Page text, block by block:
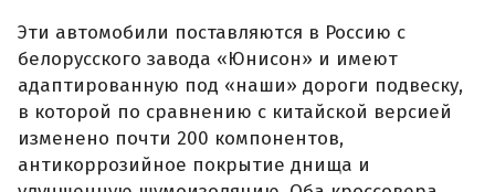
Эти автомобили поставляются в Россию с
белорусского завода «Юнисон» и имеют
адаптированную под «наши» дороги подвеску,
в которой по сравнению с китайской версией
изменено почти 200 компонентов,
антикоррозийное покрытие днища и